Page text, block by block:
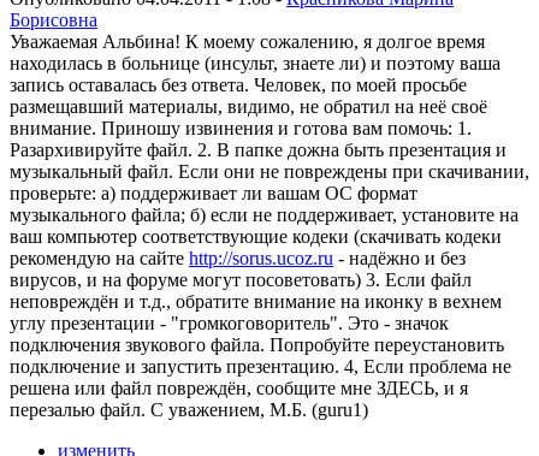
Борисовна
Уважаемая Альбина! К моему сожалению, я долгое время
находилась в больнице (инсульт, знаете ли) и поэтому ваша
запись оставалась без ответа. Человек, по моей просьбе
размещавший материалы, видимо, не обратил на неё своё
внимание. Приношу извинения и готова вам помочь: 1.
Разархивируйте файл. 2. В папке дожна быть презентация и
музыкальный файл. Если они не повреждены при скачивании,
проверьте: а) поддерживает ли вашам ОС формат
музыкального файла; б) если не поддерживает, установите на
ваш компьютер соответствующие кодеки (скачивать кодеки
рекомендую на сайте http://sorus.ucoz.ru - надёжно и без
вирусов, и на форуме могут посоветовать) 3. Если файл
неповреждён и т.д., обратите внимание на иконку в вехнем
углу презентации - "громкоговоритель". Это - значок
подключения звукового файла. Попробуйте переустановить
подключение и запустить презентацию. 4, Если проблема не
решена или файл повреждён, сообщите мне ЗДЕСЬ, и я
перезалью файл. С уважением, М.Б. (guru1)
изменить